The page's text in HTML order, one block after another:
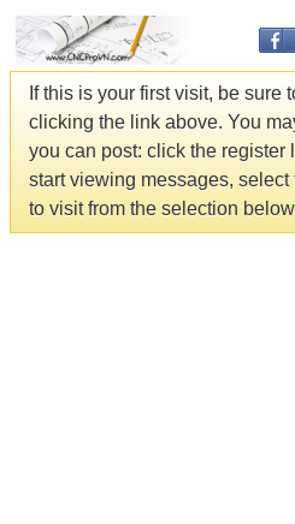
If this is your first visit, be sure
clicking the link above. You
you can post: click the register
start viewing messages,
to visit from the selection